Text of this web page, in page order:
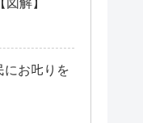
ラン、学
解】
にお𠮟りを